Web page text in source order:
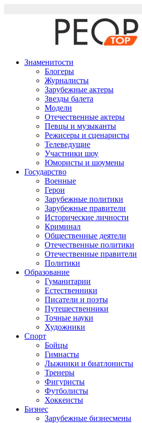
Знаменитости
Блогеры
Журналисты
Зарубежные актеры
Звезды балета
Модели
Отечественные актеры
Певцы и музыканты
Режисеры и сценаристы
Телеведущие
Участники шоу
Юмористы и шоумены
Государство
Военные
Герои
Зарубежные политики
Зарубежные правители
Исторические личности
Криминал
Общественные деятели
Отечественные политики
Отечественные правители
Политики
Образование
Гуманитарии
Естественники
Писатели и поэты
Путешественники
Точные науки
Художники
Спорт
Бойцы
Гимнасты
Лыжники и биатлонисты
Тренеры
Фигуристы
Футболисты
Хоккеисты
Бизнес
Зарубежные бизнесмены